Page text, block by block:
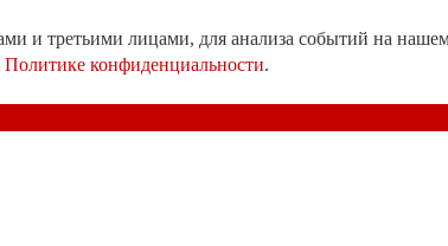
и третьими лицами, для анализа событий на
Политике конфиденциальности.